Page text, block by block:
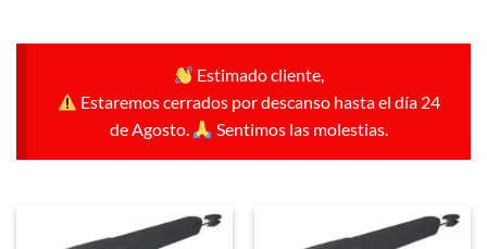
Estimado cliente,
Estaremos cerrados por descanso hasta el día 24
de Agosto.
Sentimos las molestias.